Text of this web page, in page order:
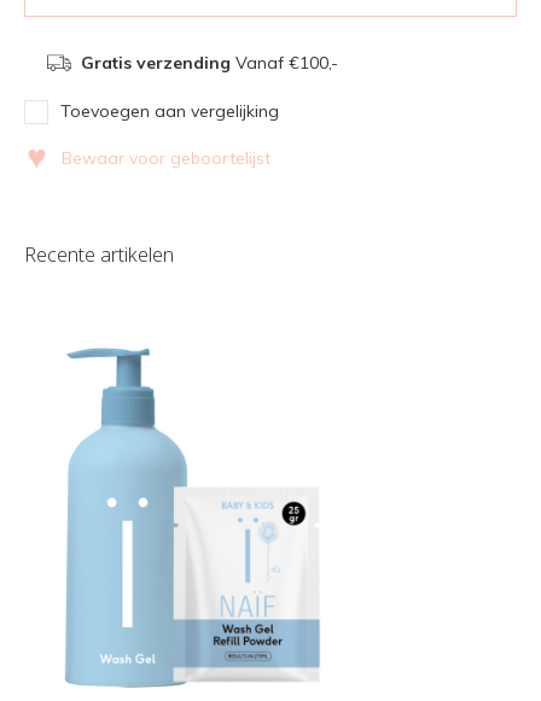
Gratis verzending Vanaf €100,-
Toevoegen aan vergelijking
♥ Bewaar voor geboortelijst
Recente artikelen